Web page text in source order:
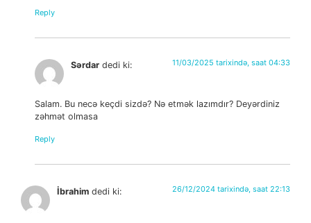
Reply
Sərdar dedi ki: 11/03/2025 tarixində, saat 04:33
Salam. Bu necə keçdi sizdə? Nə etmək lazımdır? Deyərdiniz
zəhmət olmasa
Reply
İbrahim dedi ki: 26/12/2024 tarixində, saat 22:13